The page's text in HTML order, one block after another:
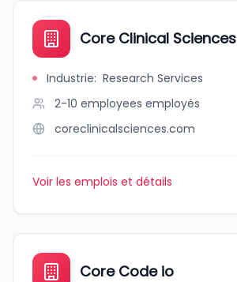
Core Clinical Sciences
Industrie: Research Services
2-10 employees employés
coreclinicalsciences.com
Voir les emplois et détails
Core Code io